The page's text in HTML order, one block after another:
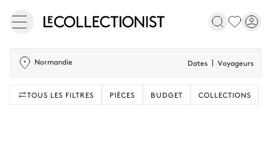
Normandie Dates Voyageurs
TOUS LES FILTRES PIÈCES BUDGET COLLECTIONS